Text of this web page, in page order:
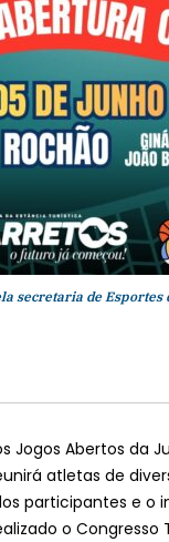
secretaria de
Jogos Abertos da
atletas de
participantes e o
o